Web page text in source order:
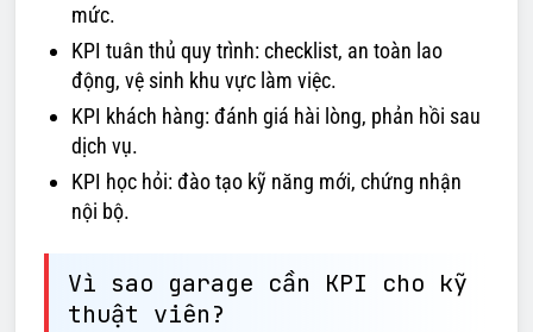
mức.
KPI tuân thủ quy trình: checklist, an toàn lao
động, vệ sinh khu vực làm việc.
KPI khách hàng: đánh giá hài lòng, phản hồi sau
dịch vụ.
KPI học hỏi: đào tạo kỹ năng mới, chứng nhận
nội bộ.
Vì sao garage cần KPI cho kỹ
thuật viên?